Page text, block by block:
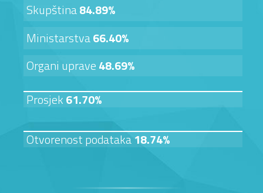
Skupština84.89%
Ministarstva66.40%
Organi uprave48.69%
Prosjek61.70%
Otvorenost podataka18.74%